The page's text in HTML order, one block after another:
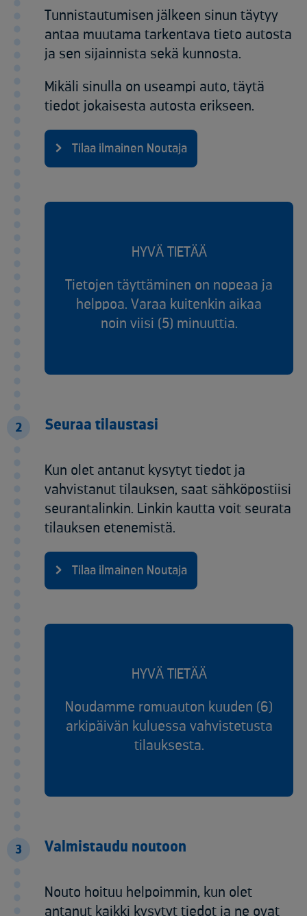
Tunnistautumisen jälkeen sinun täytyy
antaa muutama tarkentava tieto autosta
ja sen sijainnista sekä kunnosta.
Mikäli sinulla on useampi auto, täytä
tiedot jokaisesta autosta erikseen.
Tilaa ilmainen Noutaja
HYVÄ TIETÄÄ
Tietojen täyttäminen on nopeaa ja
helppoa. Varaa kuitenkin aikaa
noin viisi (5) minuuttia.
2 Seuraa tilaustasi
Kun olet antanut kysytyt tiedot ja
vahvistanut tilauksen, saat sähköpostiisi
seurantalinkin. Linkin kautta voit seurata
tilauksen etenemistä.
Tilaa ilmainen Noutaja
HYVÄ TIETÄÄ
Noudamme romuauton kuuden (6)
arkipäivän kuluessa vahvistetusta
tilauksesta.
3 Valmistaudu noutoon
Nouto hoituu helpoimmin, kun olet
antanut kaikki kysytyt tiedot ja ne ovat